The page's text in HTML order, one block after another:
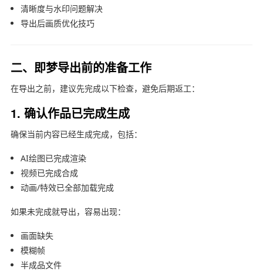
清晰度与水印问题解决
导出后画质优化技巧
二、即梦导出前的准备工作
在导出之前，建议先完成以下检查，避免后期返工：
1. 确认作品已完成生成
确保当前内容已经生成完成，包括：
AI绘图已完成渲染
视频已完成合成
动画/特效已全部加载完成
如果未完成就导出，容易出现：
画面缺失
模糊帧
半成品文件